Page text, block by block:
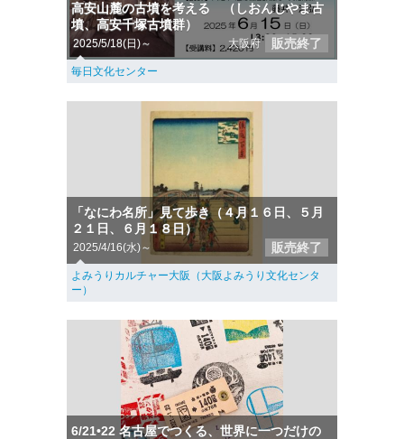
高安山麓の古墳を考える （しおんじやま古
墳、高安千塚古墳群）
2025/5/18(日)～ 大阪府 販売終了
毎日文化センター
「なにわ名所」見て歩き（４月１６日、５月
２１日、６月１８日）
2025/4/16(水)～ 販売終了
よみうりカルチャー大阪（大阪よみうり文化センタ
ー）
6/21•22 名古屋でつくる、世界に一つだけの